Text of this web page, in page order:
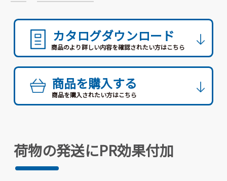
カタログダウンロード
商品のより詳しい内容を確認されたい方はこちら
商品を購入する
商品を購入されたい方はこちら
荷物の発送にPR効果付加